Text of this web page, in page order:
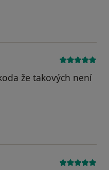
Váš účet byl odstraněn
že takových není
Váš účet byl odstraněn